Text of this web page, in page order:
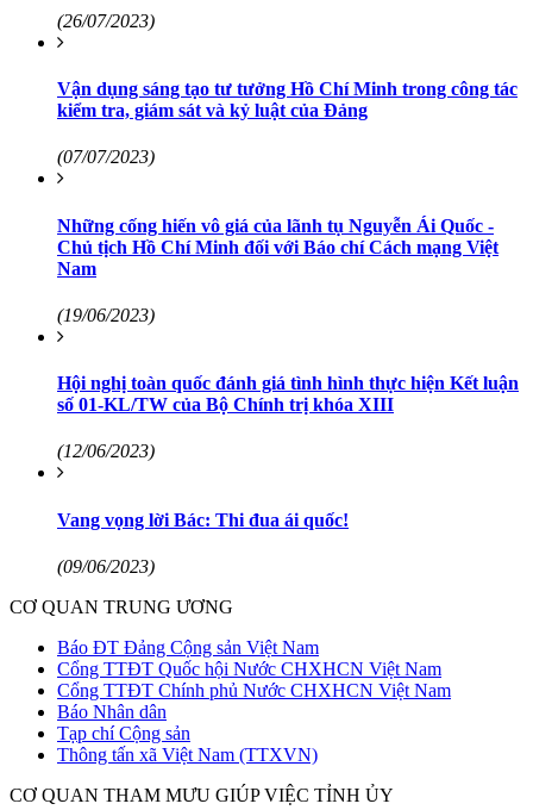
(26/07/2023)
Vận dụng sáng tạo tư tưởng Hồ Chí Minh trong công tác
kiểm tra, giám sát và kỷ luật của Đảng
(07/07/2023)
Những cống hiến vô giá của lãnh tụ Nguyễn Ái Quốc -
Chủ tịch Hồ Chí Minh đối với Báo chí Cách mạng Việt
Nam
(19/06/2023)
Hội nghị toàn quốc đánh giá tình hình thực hiện Kết luận
số 01-KL/TW của Bộ Chính trị khóa XIII
(12/06/2023)
Vang vọng lời Bác: Thi đua ái quốc!
(09/06/2023)
CƠ QUAN TRUNG ƯƠNG
Báo ĐT Đảng Cộng sản Việt Nam
Cổng TTĐT Quốc hội Nước CHXHCN Việt Nam
Cổng TTĐT Chính phủ Nước CHXHCN Việt Nam
Báo Nhân dân
Tạp chí Cộng sản
Thông tấn xã Việt Nam (TTXVN)
CƠ QUAN THAM MƯU GIÚP VIỆC TỈNH ỦY